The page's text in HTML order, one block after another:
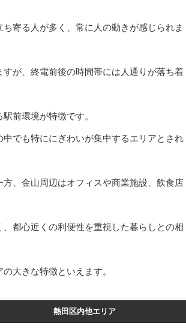
寄る人が多く、常に人の動きが感じられま
が、終電前後の時間帯には人通りが落ち着
前環境が特徴です。
でも特ににぎわいが集中するエリアとされ
、金山周辺はオフィスや商業施設、飲食店
都心近くの利便性を重視した暮らしとの相
大きな特徴といえます。
熱田区内他エリア